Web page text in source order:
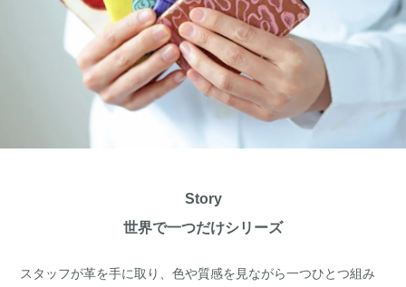
Story
世界で一つだけシリーズ
スタッフが革を手に取り、色や質感を見ながら一つひとつ組み